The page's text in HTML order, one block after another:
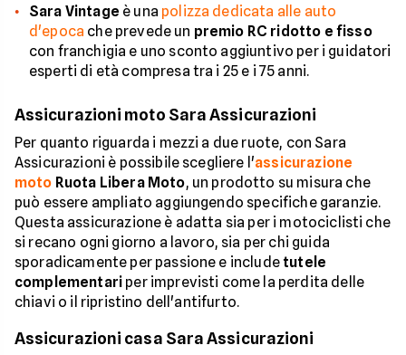
Sara Vintage è una polizza dedicata alle auto
d'epoca che prevede un premio RC ridotto e fisso
con franchigia e uno sconto aggiuntivo per i guidatori
esperti di età compresa tra i 25 e i 75 anni.
Assicurazioni moto Sara Assicurazioni
Per quanto riguarda i mezzi a due ruote, con Sara
Assicurazioni è possibile scegliere l'assicurazione
moto Ruota Libera Moto, un prodotto su misura che
può essere ampliato aggiungendo specifiche garanzie.
Questa assicurazione è adatta sia per i motociclisti che
si recano ogni giorno a lavoro, sia per chi guida
sporadicamente per passione e include tutele
complementari per imprevisti come la perdita delle
chiavi o il ripristino dell'antifurto.
Assicurazioni casa Sara Assicurazioni